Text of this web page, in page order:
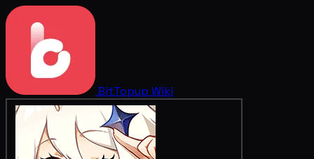
BitTopup Wiki